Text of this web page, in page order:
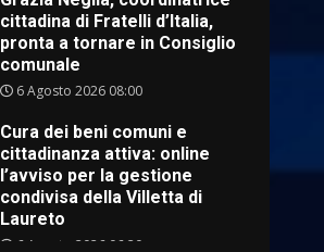
Cura dei beni comuni e
cittadinanza attiva: online
l’avviso per la gestione
condivisa della Villetta di
Laureto
6 Agosto 2026 06:20
La magia del Minareto e la
prima assoluta de “L’Albergo
Belvedere. Il rapimento”